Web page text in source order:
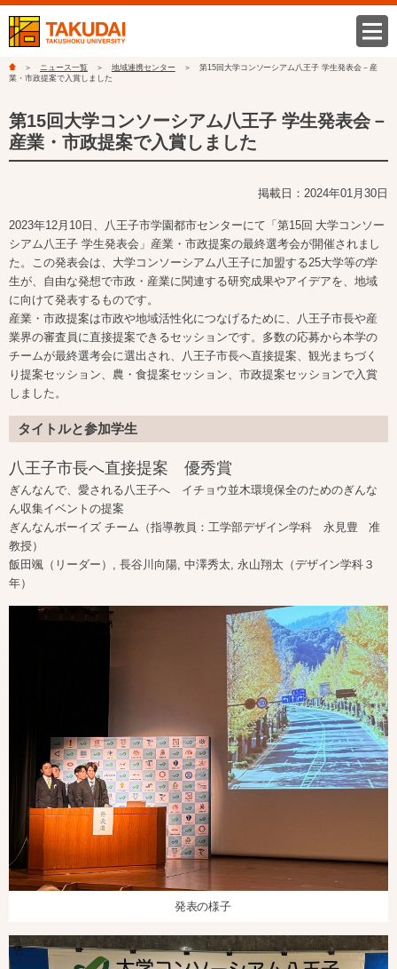
ニュース一覧 地域連携センター
第15回大学コンソーシアム八王子 学生発表会－産
業・市政提案で入賞しました
第15回大学コンソーシアム八王子 学生発表会－
産業・市政提案で入賞しました
掲載日：2024年01月30日
2023年12月10日、八王子市学園都市センターにて「第15回 大学コンソー
シアム八王子 学生発表会」産業・市政提案の最終選考会が開催されまし
た。この発表会は、大学コンソーシアム八王子に加盟する25大学等の学
生が、自由な発想で市政・産業に関連する研究成果やアイデアを、地域
に向けて発表するものです。
産業・市政提案は市政や地域活性化につなげるために、八王子市長や産
業界の審査員に直接提案できるセッションです。多数の応募から本学の
チームが最終選考会に選出され、八王子市長へ直接提案、観光まちづく
り提案セッション、農・食提案セッション、市政提案セッションで入賞
しました。
タイトルと参加学生
八王子市長へ直接提案 優秀賞
ぎんなんで、愛される八王子へ イチョウ並木環境保全のためのぎんな
ん収集イベントの提案
ぎんなんボーイズ チーム（指導教員：工学部デザイン学科 永見豊 准
教授）
飯⽥颯（リーダー）, ⻑⾕川向陽, 中澤秀太, 永⼭翔太（デザイン学科３
年）
発表の様子